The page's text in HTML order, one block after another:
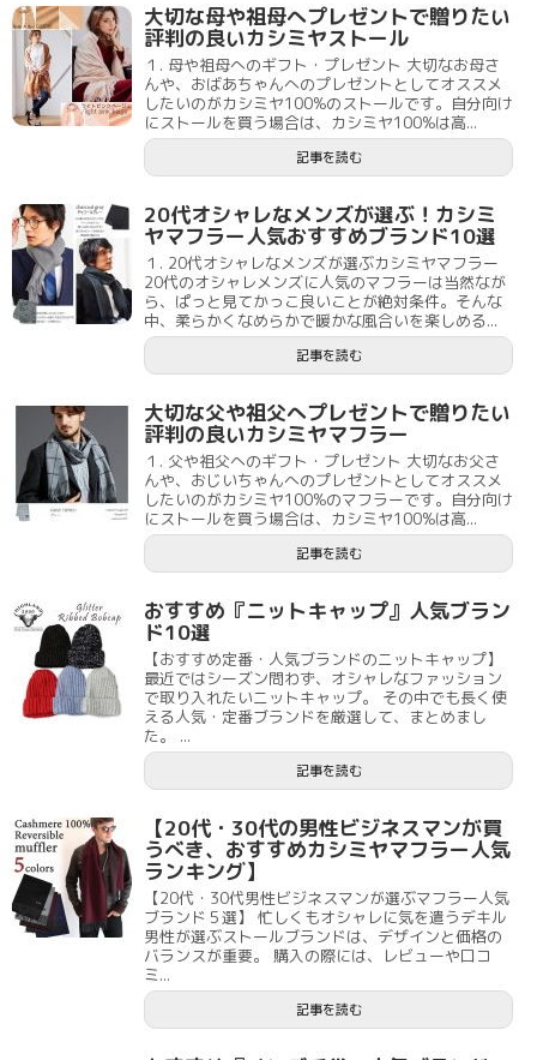
大切な母や祖母へプレゼントで贈りたい
評判の良いカシミヤストール
１. 母や祖母へのギフト・プレゼント 大切なお母さ
んや、おばあちゃんへのプレゼントとしてオススメ
したいのがカシミヤ100%のストールです。自分向け
にストールを買う場合は、カシミヤ100%は高...
記事を読む
20代オシャレなメンズが選ぶ！カシミ
ヤマフラー人気おすすめブランド10選
１. 20代オシャレなメンズが選ぶカシミヤマフラー
20代のオシャレメンズに人気のマフラーは当然なが
ら、ぱっと見てかっこ良いことが絶対条件。そんな
中、柔らかくなめらかで暖かな風合いを楽しめる...
記事を読む
大切な父や祖父へプレゼントで贈りたい
評判の良いカシミヤマフラー
１. 父や祖父へのギフト・プレゼント 大切なお父さ
んや、おじいちゃんへのプレゼントとしてオススメ
したいのがカシミヤ100%のマフラーです。自分向け
にストールを買う場合は、カシミヤ100%は高...
記事を読む
おすすめ『ニットキャップ』人気ブラン
ド10選
【おすすめ定番・人気ブランドのニットキャップ】
最近ではシーズン問わず、オシャレなファッション
で取り入れたいニットキャップ。 その中でも長く使
える人気・定番ブランドを厳選して、まとめまし
た。 ...
記事を読む
【20代・30代の男性ビジネスマンが買
うべき、おすすめカシミヤマフラー人気
ランキング】
【20代・30代男性ビジネスマンが選ぶマフラー人気
ブランド５選】 忙しくもオシャレに気を遣うデキル
男性が選ぶストールブランドは、デザインと価格の
バランスが重要。 購入の際には、レビューや口コ
ミ...
記事を読む